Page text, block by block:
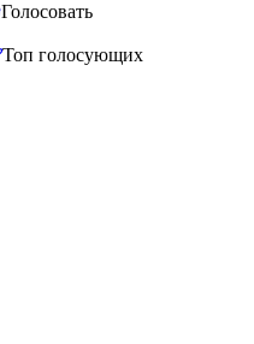
Голосовать
Топ голосующих